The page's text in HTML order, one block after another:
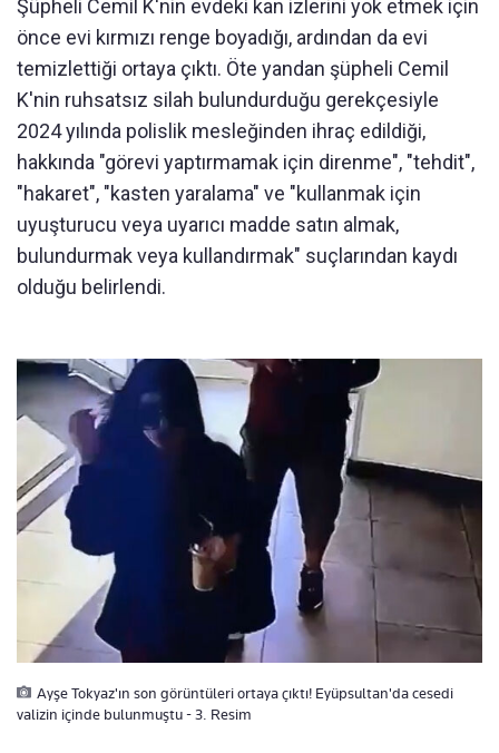
Şüpheli Cemil K'nin evdeki kan izlerini yok etmek için
önce evi kırmızı renge boyadığı, ardından da evi
temizlettiği ortaya çıktı. Öte yandan şüpheli Cemil
K'nin ruhsatsız silah bulundurduğu gerekçesiyle
2024 yılında polislik mesleğinden ihraç edildiği,
hakkında "görevi yaptırmamak için direnme", "tehdit",
"hakaret", "kasten yaralama" ve "kullanmak için
uyuşturucu veya uyarıcı madde satın almak,
bulundurmak veya kullandırmak" suçlarından kaydı
olduğu belirlendi.
Ayşe Tokyaz'ın son görüntüleri ortaya çıktı! Eyüpsultan'da cesedi
valizin içinde bulunmuştu - 3. Resim